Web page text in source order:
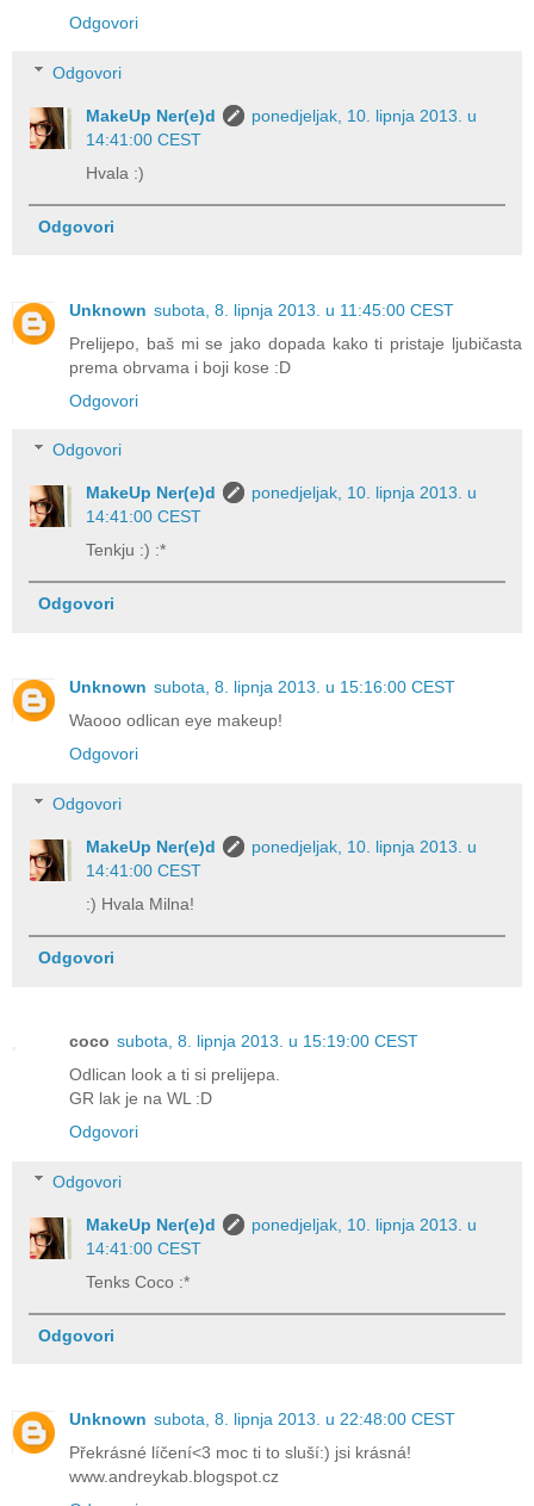
Odgovori
Odgovori
MakeUp Ner(e)d
ponedjeljak, 10. lipnja 2013. u
14:41:00 CEST
Hvala :)
Odgovori
Unknown subota, 8. lipnja 2013. u 11:45:00 CEST
Prelijepo, baš mi se jako dopada kako ti pristaje ljubičasta
prema obrvama i boji kose :D
Odgovori
Odgovori
MakeUp Ner(e)d
ponedjeljak, 10. lipnja 2013. u
14:41:00 CEST
Tenkju :) :*
Odgovori
Unknown subota, 8. lipnja 2013. u 15:16:00 CEST
Waooo odlican eye makeup!
Odgovori
Odgovori
MakeUp Ner(e)d
ponedjeljak, 10. lipnja 2013. u
14:41:00 CEST
:) Hvala Milna!
Odgovori
coco subota, 8. lipnja 2013. u 15:19:00 CEST
Odlican look a ti si prelijepa.
GR lak je na WL :D
Odgovori
Odgovori
MakeUp Ner(e)d
ponedjeljak, 10. lipnja 2013. u
14:41:00 CEST
Tenks Coco :*
Odgovori
Unknown subota, 8. lipnja 2013. u 22:48:00 CEST
Překrásné líčení<3 moc ti to sluší:) jsi krásná!
www.andreykab.blogspot.cz